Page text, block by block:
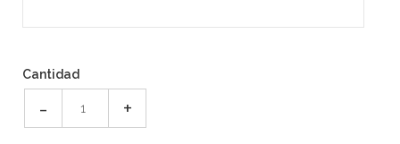
Cantidad
- +